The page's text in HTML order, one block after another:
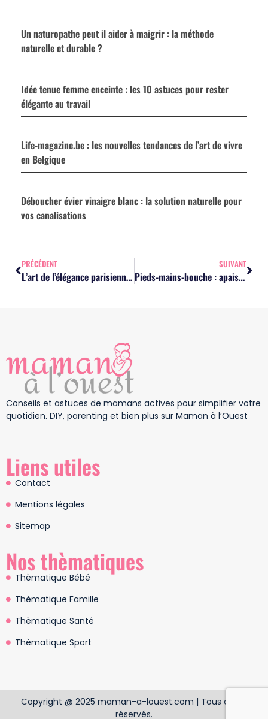
Un naturopathe peut il aider à maigrir : la méthode
naturelle et durable ?
Idée tenue femme enceinte : les 10 astuces pour rester
élégante au travail
Life-magazine.be : les nouvelles tendances de l’art de vivre
en Belgique
Déboucher évier vinaigre blanc : la solution naturelle pour
vos canalisations
PRÉCÉDENT
L’art de l’élégance parisienne révélé par Madame à Paris
SUIVANT
Pieds-mains-bouche : apaiser votre enfant avec simplicité et tendresse
Conseils et astuces de mamans actives pour simplifier votre
quotidien. DIY, parenting et bien plus sur Maman à l’Ouest
Liens utiles
Contact
Mentions légales
Sitemap
Nos thèmatiques
Thèmatique Bébé
Thèmatique Famille
Thèmatique Santé
Thèmatique Sport
Copyright @ 2025 maman-a-louest.com | Tous droits
réservés.